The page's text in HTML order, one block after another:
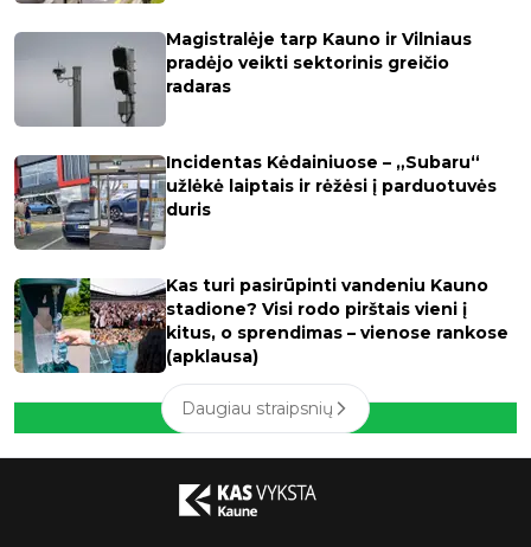
Magistralėje tarp Kauno ir Vilniaus
pradėjo veikti sektorinis greičio
radaras
Incidentas Kėdainiuose – „Subaru“
užlėkė laiptais ir rėžėsi į parduotuvės
duris
Kas turi pasirūpinti vandeniu Kauno
stadione? Visi rodo pirštais vieni į
kitus, o sprendimas – vienose rankose
(apklausa)
Daugiau straipsnių